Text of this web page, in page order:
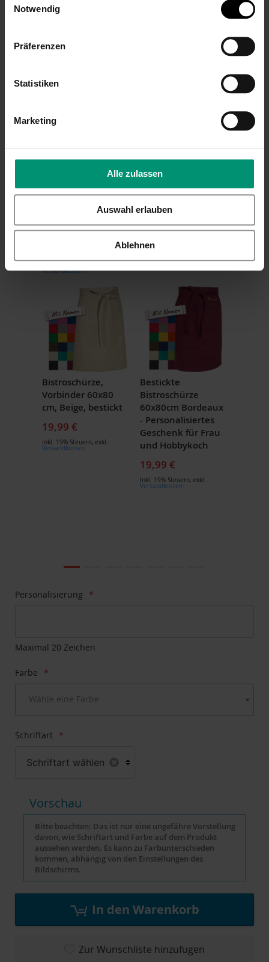
Notwendig
Präferenzen
Statistiken
Marketing
Alle zulassen
Auswahl erlauben
Ablehnen
Bildgalerie
Zum
springen
Personalisierung
Maximal 20 Zeichen
Farbe
Wähle eine Farbe
Schriftart
Schriftart wählen
Vorschau
Bitte beachten: Das ist nur eine ungefähre Vorstellung
davon, wie Schriftart und Farbe auf dem Produkt
aussehen werden. Es kann zu Farbunterschieden
kommen, abhängig von den Einstellungen des
Bildschirms.
In den Warenkorb
Zur Wunschliste hinzufügen
Koch- und
Grillschürze,
19,99 €
Bistroschürze,
60x80 cm
Versandkosten
Bistroschürze,
Vorbinder 60x80
cm, Apfelgrün,
Versandkosten
Bistroschürze,
Vorbinder 60x80
cm, Beige, bestickt
19,99 €
Inkl. 19% Steuern, exkl.
Versandkosten
Bestickte
Bistroschürze
60x80cm Bordeaux
- Personalisiertes
Geschenk für Frau
und Hobbykoch
19,99 €
Inkl. 19% Steuern, exkl.
Versandkosten